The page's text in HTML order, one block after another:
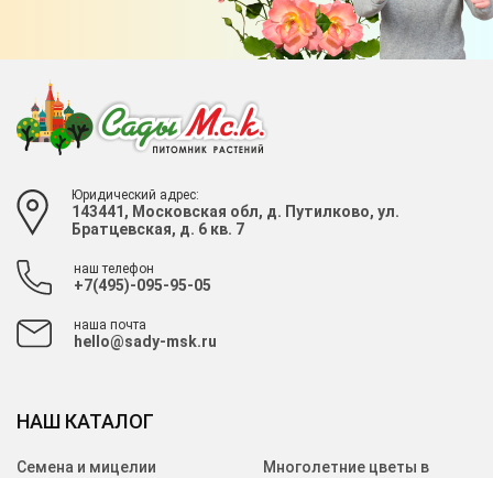
Юридический адрес:
143441, Московская обл, д. Путилково, ул.
Братцевская, д. 6 кв. 7
наш телефон
+7(495)-095-95-05
наша почта
hello@sady-msk.ru
НАШ КАТАЛОГ
Семена и мицелии
Многолетние цветы в